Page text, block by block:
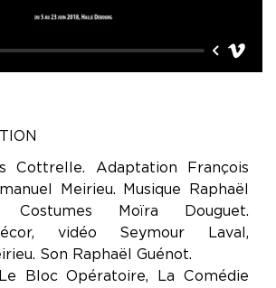
Cottrelle. Adaptation François
Meirieu. Musique Raphaël
Costumes Moïra Douguet.
vidéo Seymour Laval,
Son Raphaël Guénot.
Bloc Opératoire, La Comédie